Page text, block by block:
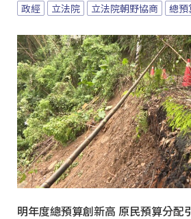
政經 立法院 立法院朝野協商 總預
明年度總預算創新高 原民預算分配